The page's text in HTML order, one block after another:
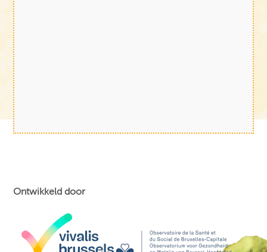
Ontwikkeld door